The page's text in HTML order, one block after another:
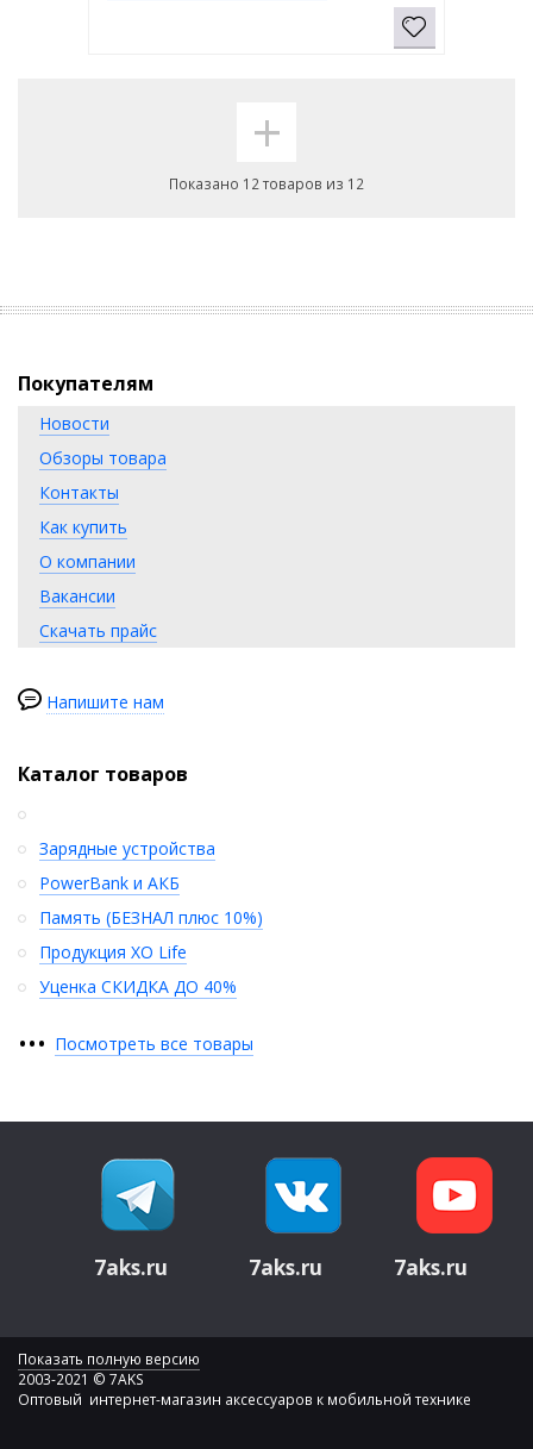
+
Показано 12 товаров из 12
Покупателям
Новости
Обзоры товара
Контакты
Как купить
О компании
Вакансии
Скачать прайс
Напишите нам
Каталог товаров
Зарядные устройства
PowerBank и АКБ
Память (БЕЗНАЛ плюс 10%)
Продукция XO Life
Уценка СКИДКА ДО 40%
••• Посмотреть все товары
7aks.ru 7aks.ru 7aks.ru
Показать полную версию
2003-2021 © 7AKS
Оптовый интернет-магазин аксессуаров к мобильной технике